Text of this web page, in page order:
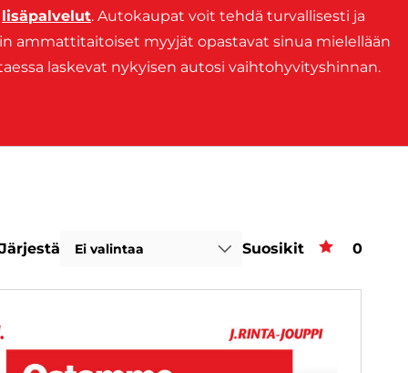
lisäpalvelut. Autokaupat voit tehdä turvallisesti ja
ammattitaitoiset myyjät opastavat sinua mielellään
laskevat nykyisen autosi vaihtohyvityshinnan.
Järjestä Ei valintaa Suosikit 0